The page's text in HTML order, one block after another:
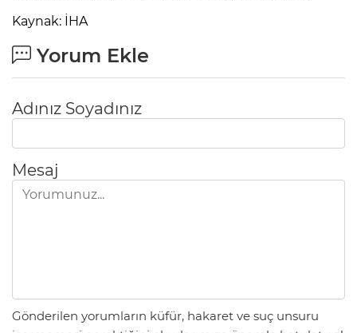
Kaynak: İHA
Yorum Ekle
Adınız Soyadınız
Mesaj
Gönderilen yorumların küfür, hakaret ve suç unsuru